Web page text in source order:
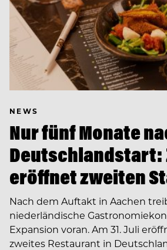
NEWS
Nur fünf Monate
Deutschlandstart:
eröffnet zweiten
Nach dem Auftakt in Aachen
niederländische
Expansion voran. Am 31. Juli
zweites Restaurant in